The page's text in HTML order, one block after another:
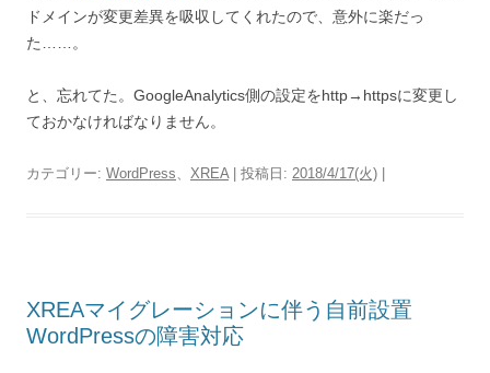
ドメインが変更差異を吸収してくれたので、意外に楽だっ
た……。
と、忘れてた。GoogleAnalytics側の設定をhttp→httpsに変更し
ておかなければなりません。
カテゴリー: WordPress、 XREA| 投稿日: 2018/4/17(火)
XREAマイグレーションに伴う自前設置
WordPressの障害対応